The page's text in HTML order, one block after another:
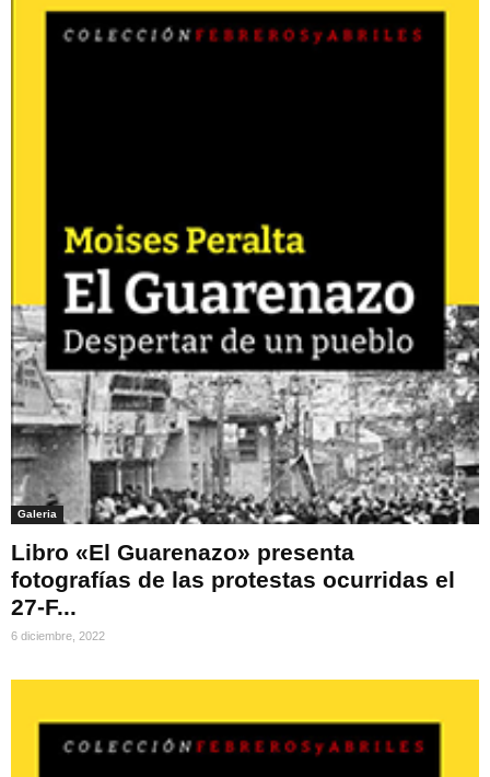
Galeria
Libro «El Guarenazo» presenta
fotografías de las protestas ocurridas el
27-F...
6 diciembre, 2022